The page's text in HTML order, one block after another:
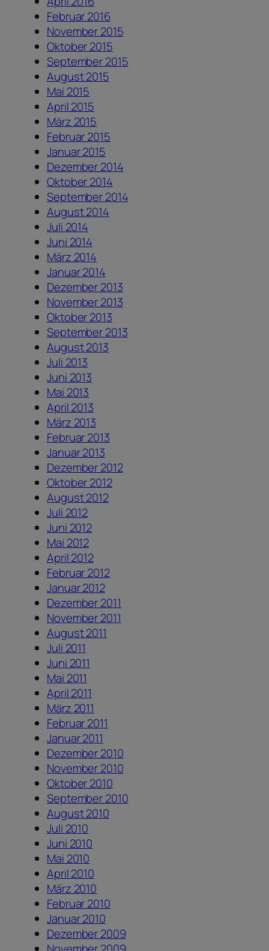
Februar 2016
November 2015
Oktober 2015
September 2015
August 2015
Mai 2015
April 2015
März 2015
Februar 2015
Januar 2015
Dezember 2014
Oktober 2014
September 2014
August 2014
Juli 2014
Juni 2014
März 2014
Januar 2014
Dezember 2013
November 2013
Oktober 2013
September 2013
August 2013
Juli 2013
Juni 2013
Mai 2013
April 2013
März 2013
Februar 2013
Januar 2013
Dezember 2012
Oktober 2012
August 2012
Juli 2012
Juni 2012
Mai 2012
April 2012
Februar 2012
Januar 2012
Dezember 2011
November 2011
August 2011
Juli 2011
Juni 2011
Mai 2011
April 2011
März 2011
Februar 2011
Januar 2011
Dezember 2010
November 2010
Oktober 2010
September 2010
August 2010
Juli 2010
Juni 2010
Mai 2010
April 2010
März 2010
Februar 2010
Januar 2010
Dezember 2009